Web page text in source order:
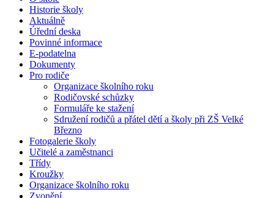
Historie školy
Aktuálně
Úřední deska
Povinné informace
E-podatelna
Dokumenty
Pro rodiče
Organizace školního roku
Rodičovské schůzky
Formuláře ke stažení
Sdružení rodičů a přátel dětí a školy při ZŠ Velké
Březno
Fotogalerie školy
Učitelé a zaměstnanci
Třídy
Kroužky
Organizace školního roku